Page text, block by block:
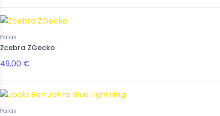
Palas
Zcebra ZGecko
49,00 €
Palas